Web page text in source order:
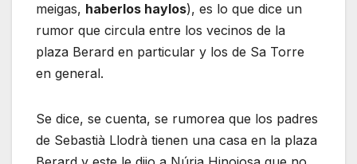
meigas, haberlos haylos), es lo que dice un
rumor que circula entre los vecinos de la
plaza Berard en particular y los de Sa Torre
en general.
Se dice, se cuenta, se rumorea que los padres
de Sebastià Llodrà tienen una casa en la plaza